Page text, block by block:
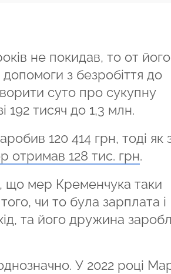
не покидав, то от його
з безробіття до
суто про сукупну
192 тисяч до 1,3 млн.
120 414 грн, тоді як
отримав 128 тис. грн.
що мер Кременчука таки
чи то була зарплата і
та його дружина
У 2022 році